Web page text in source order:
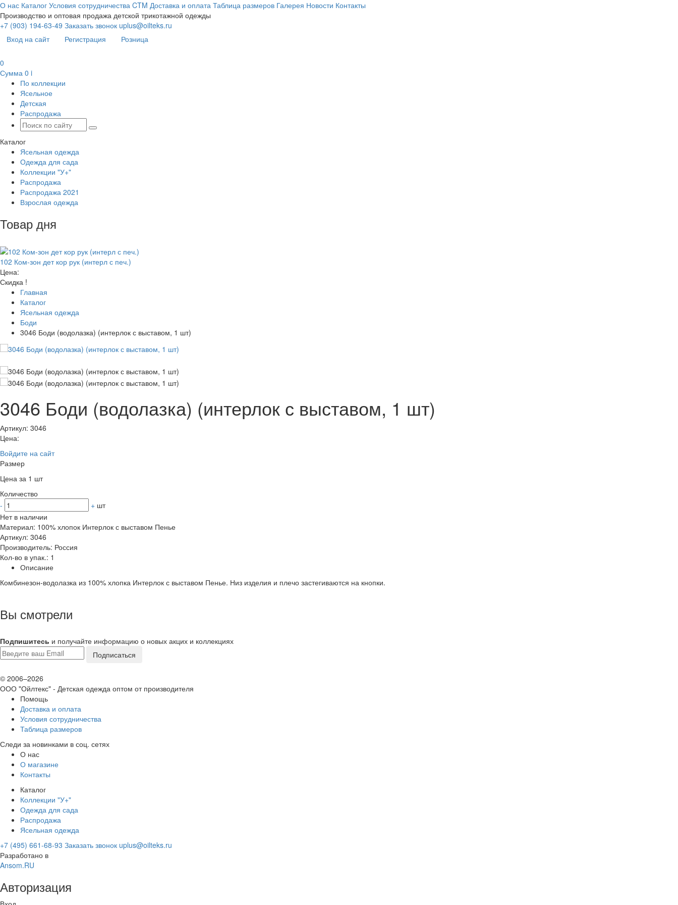
О нас Каталог Условия сотрудничества CTM Доставка и оплата Таблица размеров Галерея Новости Контакты
Производство и оптовая продажа детской трикотажной одежды
+7 (903) 194-63-49 Заказать звонок uplus@oilteks.ru
Вход на сайт
Регистрация Розница
0
Сумма 0 i
По коллекции
Ясельное
Детская
Распродажа
Каталог
Ясельная одежда
Одежда для сада
Коллекции "У+"
Распродажа
Распродажа 2021
Взрослая одежда
Товар дня
102 Ком-зон дет кор рук (интерл с печ.)
Цена:
Скидка !
Главная
Каталог
Ясельная одежда
Боди
3046 Боди (водолазка) (интерлок с выставом, 1 шт)
3046 Боди (водолазка) (интерлок с выставом, 1 шт)
Артикул: 3046
Цена:
Войдите на сайт
Размер
Цена за 1 шт
Количество
-
+ шт
Нет в наличии
Материал: 100% хлопок Интерлок с выставом Пенье
Артикул: 3046
Производитель: Россия
Кол-во в упак.: 1
Описание
Комбинезон-водолазка из 100% хлопка Интерлок с выставом Пенье. Низ изделия и плечо застегиваются на кнопки.
Вы смотрели
Подпишитесь и получайте информацию о новых акцих и коллекциях
© 2006–2026
ООО "Ойлтекс" - Детская одежда оптом от производителя
Помощь
Доставка и оплата
Условия сотрудничества
Таблица размеров
Следи за новинками в соц. сетях
О нас
О магазине
Контакты
Каталог
Коллекции "У+"
Одежда для сада
Распродажа
Ясельная одежда
+7 (495) 661-68-93 Заказать звонок uplus@oilteks.ru
Разработано в
Ansom.RU
Авторизация